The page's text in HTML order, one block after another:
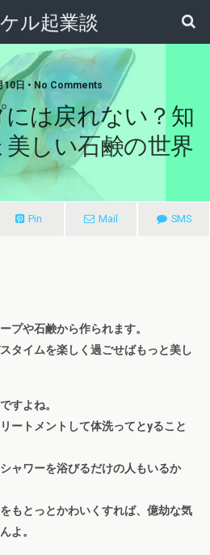
ル起業談
10日 • No Comments
は戻れない？知
しい石鹸の世界
Pin Mail SMS
プや石鹸から作られます。
タイムを楽しく過ごせばもっと美し
すよね。
ートメントして体洗ってとyること
ャワーを浴びるだけの人もいるか
もとっとかわいくすれば、億劫な気
よ。